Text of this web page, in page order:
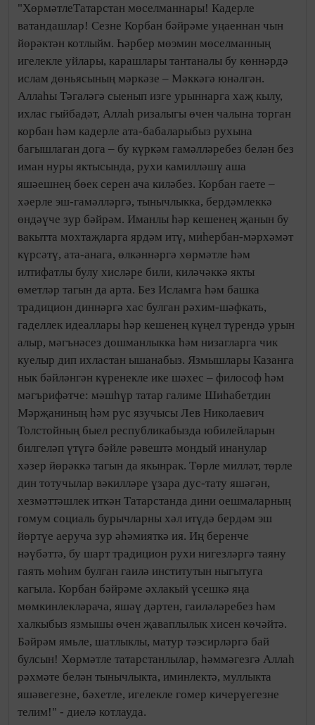
"ХөрмәтлеТатарстан мөселманнары! Кадерле
ватандашлар! Сезне Корбан бәйрәме уңаеннан чын
йөрәктән котлыйм. Һәрбер мөэмин мөселманның
игелекле уйлары, карашлары тантаналы бу көннәрдә
ислам дөньясының мәркәзе – Мәккәгә юнәлгән.
Аллаһы Тәгаләгә сыенып изге урыннарга хаҗ кылу,
ихлас гыйбадәт, Аллаһ ризалыгы өчен чалына торган
корбан һәм кадерле ата-бабаларыбыз рухына
багышлаган дога – бу күркәм гамәлләребез белән без
иман нуры яктысында, рухи камилләшү аша
яшәешнең бөек серен ача киләбез. Корбан гаете –
хәерле эш-гамәлләргә, тынычлыкка, бердәмлеккә
өндәүче зур бәйрәм. Иманлы һәр кешенең җанын бу
вакытта мохтаҗларга ярдәм итү, миһербан-мәрхәмәт
күрсәтү, ата-анага, өлкәннәргә хөрмәтле һәм
илтифатлы булу хисләре били, киләчәккә якты
өметләр тагын да арта. Без Исламга һәм башка
традицион диннәргә хас булган рәхим-шәфкать,
гаделлек идеаллары һәр кешенең күңел түрендә урын
алыр, мәгънәсез дошманлыкка һәм низагларга чик
куелыр дип ихластан ышанабыз. Язмышлары Казанга
нык бәйләнгән күренекле ике шәхес – философ һәм
мәгърифәтче: мәшһүр татар галиме Шиһабетдин
Мәрҗаниның һәм рус язучысы Лев Николаевич
Толстойның быел республикабызда юбилейларын
билгеләп үтүгә бәйле рәвештә мондый инанулар
хәзер йөрәккә тагын да якынрак. Төрле милләт, төрле
дин тотучылар вәкилләре үзара дус-тату яшәгән,
хезмәттәшлек иткән Татарстанда дини оешмаларның
гомум социаль бурычларны хәл итүдә бердәм эш
йөртүе аеруча зур әһәмияткә ия. Иң беренче
нәүбәттә, бу шарт традицион рухи нигезләргә таяну
гаять мөһим булган гаилә институтын ныгытуга
кагыла. Корбан бәйрәме әхлакый үсешкә яңа
мөмкинлекләрача, яшәү дәртен, гаиләләребез һәм
халкыбыз язмышы өчен җаваплылык хисен көчәйтә.
Бәйрәм ямьле, шатлыклы, матур тәэсирләргә бай
булсын! Хөрмәтле татарстанлылар, һәммәгезгә Аллаһ
рәхмәте белән тынычлыкта, иминлектә, муллыкта
яшәвегезне, бәхетле, игелекле гомер кичерүегезне
телим!" - диелә котлауда.